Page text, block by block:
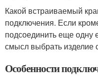
Какой встраиваемый
подключения. Если
подсоединить еще одну
смысл выбрать изделие
Особенности